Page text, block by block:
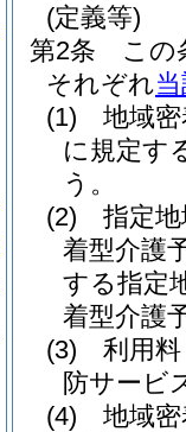
(定義等)
第2条
この
それぞれ
(1)
地域
に規定す
う。
(2)
指定
着型介護
する指定
着型介護
(3)
利用
防サービ
(4)
地域